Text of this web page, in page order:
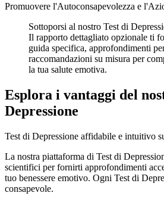
Promuovere l'Autoconsapevolezza e
Sottoporsi al nostro Test di
Il rapporto dettagliato opzionale ti
guida specifica, approfondimenti
raccomandazioni su misura per
la tua salute emotiva.
Esplora i vantaggi del
Depressione
Test di Depressione affidabile e intuitivo
La nostra piattaforma di Test di
scientifici per fornirti approfondimenti
tuo benessere emotivo. Ogni Test di
consapevole.